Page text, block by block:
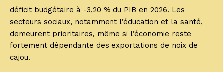
déficit budgétaire à -3,20 % du PIB en 2026. Les
secteurs sociaux, notamment l’éducation et la santé,
demeurent prioritaires, même si l’économie reste
fortement dépendante des exportations de noix de
cajou.